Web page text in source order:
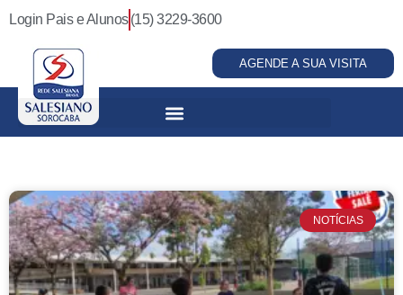
Login Pais e Alunos (15) 3229-3600
AGENDE A SUA VISITA
NOTÍCIAS